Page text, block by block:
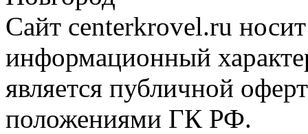
Сайт centerkrovel.ru
информационный
является публичной
положениями ГК РФ.